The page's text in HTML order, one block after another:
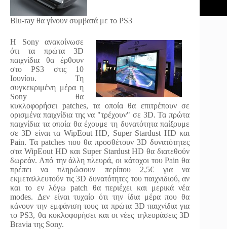
Blu-ray θα γίνουν συμβατά με το PS3
Η Sony ανακοίνωσε
ότι τα πρώτα 3D
παιχνίδια θα έρθουν
στο PS3 στις 10
Ιουνίου. Τη
συγκεκριμένη μέρα η
Sony θα
κυκλοφορήσει patches, τα οποία θα επιτρέπουν σε
ορισμένα παιχνίδια της να "τρέχουν" σε 3D. Τα πρώτα
παιχνίδια τα οποία θα έχουμε τη δυνατότητα παίξουμε
σε 3D είναι τα WipEout HD, Super Stardust HD και
Pain. Τα patches που θα προσθέτουν 3D δυνατότητες
στα WipEout HD και Super Stardust HD θα διατεθούν
δωρεάν. Από την άλλη πλευρά, οι κάτοχοι του Pain θα
πρέπει να πληρώσουν περίπου 2,5€ για να
εκμεταλλευτούν τις 3D δυνατότητες του παιχνιδιού, αν
και το εν λόγω patch θα περιέχει και μερικά νέα
modes. Δεν είναι τυχαίο ότι την ίδια μέρα που θα
κάνουν την εμφάνιση τους τα πρώτα 3D παιχνίδια για
το PS3, θα κυκλοφορήσει και οι νέες τηλεοράσεις 3D
Bravia της Sony.